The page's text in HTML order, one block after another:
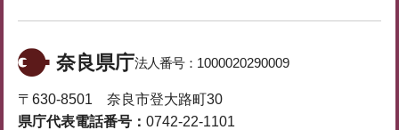
奈良県庁法人番号： 1000020290009
〒630-8501 奈良市登大路町30
県庁代表電話番号： 0742-22-1101